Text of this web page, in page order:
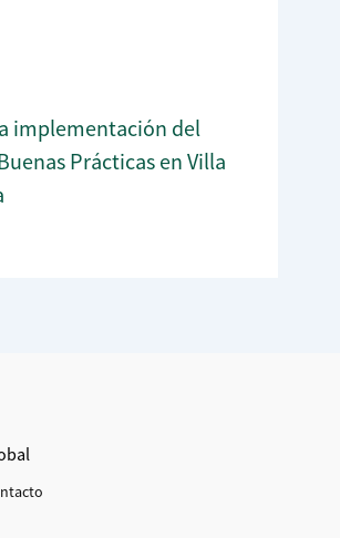
implementación del
Prácticas en Villa